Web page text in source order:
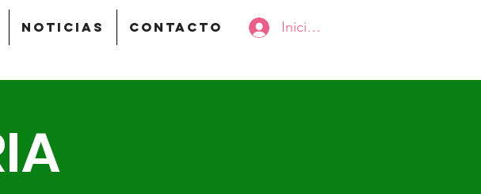
Noticias Contacto Iniciar Sesión